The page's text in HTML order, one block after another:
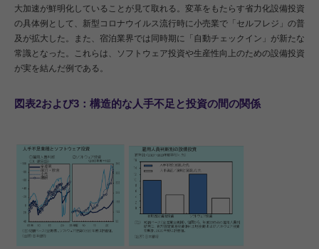
大加速が鮮明化していることが見て取れる。変革をもたらす省力化設備投資
の具体例として、新型コロナウイルス流行時に小売業で「セルフレジ」の普
及が拡大した。また、宿泊業界では同時期に「自動チェックイン」が新たな
常識となった。これらは、ソフトウェア投資や生産性向上のための設備投資
が実を結んだ例である。
図表2および3：構造的な人手不足と投資の間の関係